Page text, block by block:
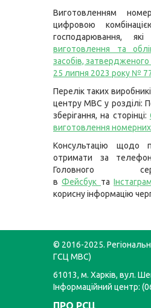
Виготовленням
цифровою
господарювання,
виготовлення та
засобів, затвердженого
25 липня 2023 року №
Перелік таких
центру МВС у розділі:
зберігання, на сторінці:
виготовлення номерних
Консультацію щодо
отримати за
Головного
вФейсбук та
корисну інформацію
© 2016-2025.
ГСЦ МВС)
61013, м. Харків, вул.
Інформаційний центр:
ПРО РСЦ